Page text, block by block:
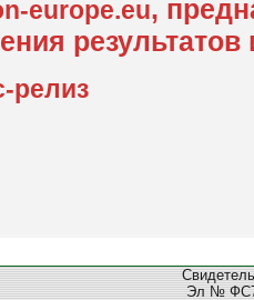
europe.eu,
релиз
Эл №